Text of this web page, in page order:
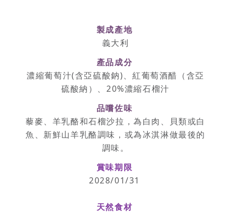
製成產地
義大利
產品成分
濃縮葡萄汁(含亞硫酸鈉)、紅葡萄酒醋（含亞
硫酸納）、20%濃縮石榴汁
品嚐佐味
藜麥、羊乳酪和石榴沙拉，為白肉、貝類或白
魚、新鮮山羊乳酪調味，或為冰淇淋做最後的
調味。
賞味期限
2028/01/31
天然食材